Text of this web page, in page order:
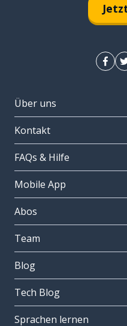
Über uns
Kontakt
FAQs & Hilfe
Mobile App
Abos
Team
Blog
Tech Blog
Sprachen lernen